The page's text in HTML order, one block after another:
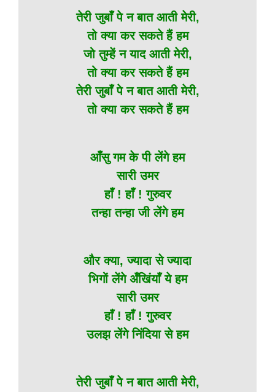
तेरी जुबाँ पे न बात आती मेरी,
तो क्या कर सकते हैं हम
जो तुम्हें न याद आती मेरी,
तो क्या कर सकते हैं हम
तेरी जुबाँ पे न बात आती मेरी,
तो क्या कर सकते हैं हम
आँसु गम के पी लेंगे हम
सारी उमर
हाँ ! हाँ ! गुरुवर
तन्हा तन्हा जी लेंगे हम
और क्या, ज्यादा से ज्यादा
भिगों लेंगे अँखिंयाँ ये हम
सारी उमर
हाँ ! हाँ ! गुरुवर
उलझ लेंगे निंदिया से हम
तेरी जुबाँ पे न बात आती मेरी,